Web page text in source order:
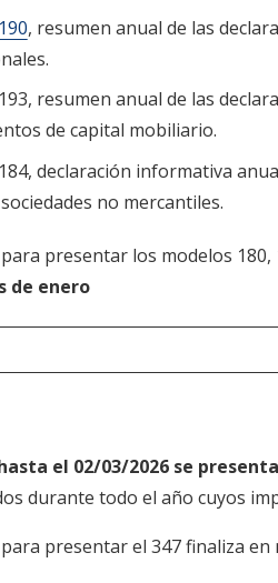
, resumen anual de las
resumen anual de las
de capital mobiliario.
declaración informativa
no mercantiles.
presentar los modelos 180,
de enero
el 02/03/2026 se presenta
durante todo el año cuyos
presentar el 347 finaliza